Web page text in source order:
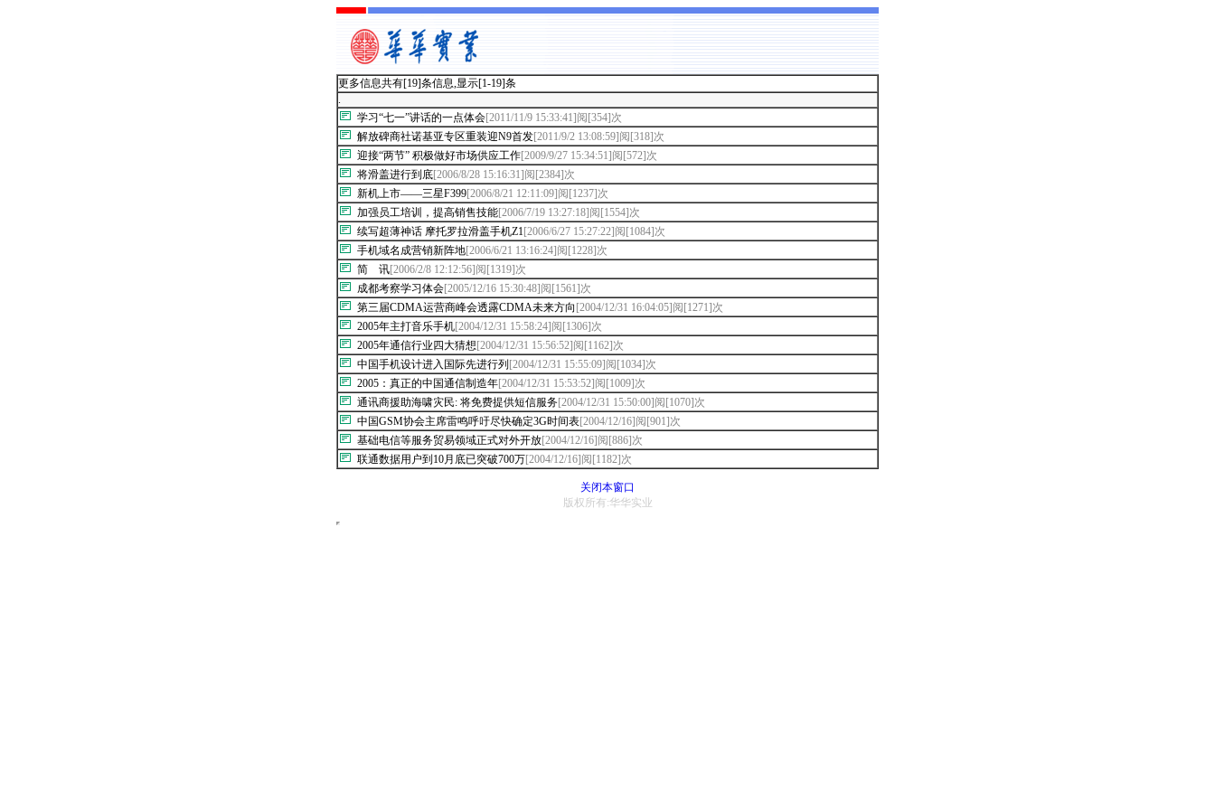
更多信息共有[19]条信息,显示[1-19]条
.
学习“七一”讲话的一点体会[2011/11/9 15:33:41]阅[354]次
解放碑商社诺基亚专区重装迎N9首发[2011/9/2 13:08:59]阅[318]次
迎接“两节” 积极做好市场供应工作[2009/9/27 15:34:51]阅[572]次
将滑盖进行到底[2006/8/28 15:16:31]阅[2384]次
新机上市——三星F399[2006/8/21 12:11:09]阅[1237]次
加强员工培训，提高销售技能[2006/7/19 13:27:18]阅[1554]次
续写超薄神话 摩托罗拉滑盖手机Z1[2006/6/27 15:27:22]阅[1084]次
手机域名成营销新阵地[2006/6/21 13:16:24]阅[1228]次
简 讯[2006/2/8 12:12:56]阅[1319]次
成都考察学习体会[2005/12/16 15:30:48]阅[1561]次
第三届CDMA运营商峰会透露CDMA未来方向 [2004/12/31 16:04:05]阅[1271]次
2005年主打音乐手机[2004/12/31 15:58:24]阅[1306]次
2005年通信行业四大猜想 [2004/12/31 15:56:52]阅[1162]次
中国手机设计进入国际先进行列 [2004/12/31 15:55:09]阅[1034]次
2005：真正的中国通信制造年[2004/12/31 15:53:52]阅[1009]次
通讯商援助海啸灾民: 将免费提供短信服务[2004/12/31 15:50:00]阅[1070]次
中国GSM协会主席雷鸣呼吁尽快确定3G时间表[2004/12/16]阅[901]次
基础电信等服务贸易领域正式对外开放[2004/12/16]阅[886]次
联通数据用户到10月底已突破700万[2004/12/16]阅[1182]次
关闭本窗口
版权所有:华华实业